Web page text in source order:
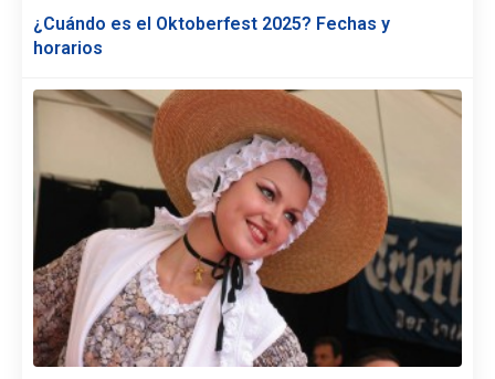
¿Cuándo es el Oktoberfest 2025? Fechas y
horarios